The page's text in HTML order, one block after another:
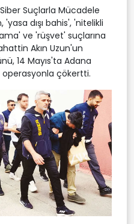
Suçlarla Mücadele
dışı bahis', 'nitelikli
ve 'rüşvet' suçlarına
Akın Uzun'un
14 Mayıs'ta Adana
operasyonla çökertti.